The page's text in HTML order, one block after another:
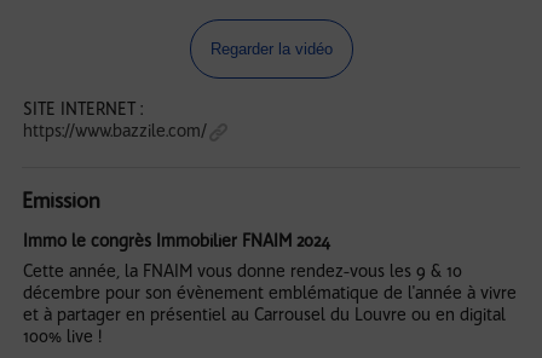
Regarder la vidéo
SITE INTERNET :
https://www.bazzile.com/
Emission
Immo le congrès Immobilier FNAIM 2024
Cette année, la FNAIM vous donne rendez-vous les 9 & 10
décembre pour son évènement emblématique de l'année à vivre
et à partager en présentiel au Carrousel du Louvre ou en digital
100% live !